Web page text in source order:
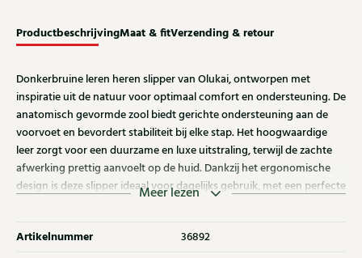
ProductbeschrijvingMaat & fitVerzending & retour
Donkerbruine leren heren slipper van Olukai, ontworpen met
inspiratie uit de natuur voor optimaal comfort en ondersteuning. De
anatomisch gevormde zool biedt gerichte ondersteuning aan de
voorvoet en bevordert stabiliteit bij elke stap. Het hoogwaardige
leer zorgt voor een duurzame en luxe uitstraling, terwijl de zachte
afwerking prettig aanvoelt op de huid. Dankzij het ergonomische
design is deze slipper ideaal voor dagelijks gebruik, met een perfecte
Meer lezen
Artikelnummer 36892